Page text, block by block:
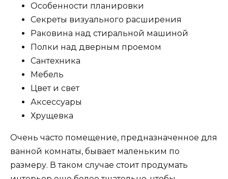
Особенности планировки
Секреты визуального расширения
Раковина над стиральной машиной
Полки над дверным проемом
Сантехника
Мебель
Цвет и свет
Аксессуары
Хрущевка
Очень часто помещение, предназначенное для
ванной комнаты, бывает маленьким по
размеру. В таком случае стоит продумать